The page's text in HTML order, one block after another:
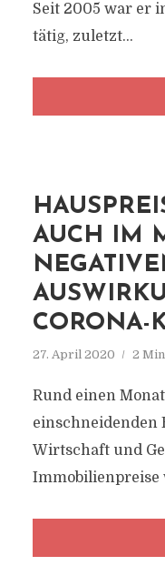
Seit 2005 war er
tätig, zuletzt...
AUCH IM
CORONA-
27. April 2020 2
Rund einen
Wirtschaft und
Immobilienpreise